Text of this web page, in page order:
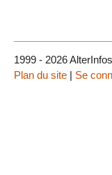
1999 - 2026
Plan du site | Se